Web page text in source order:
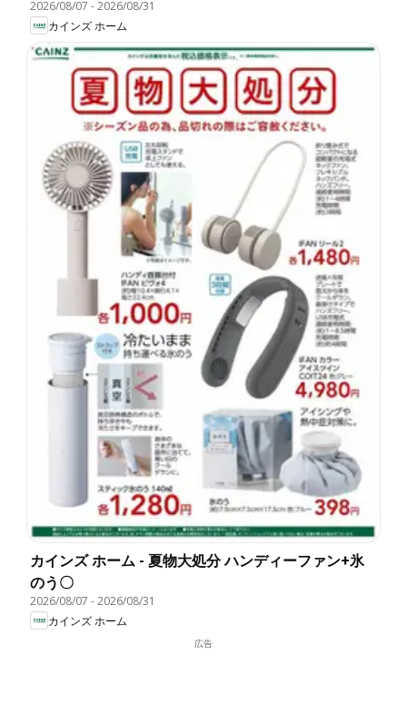
2026/08/07 -2026/08/31
カインズ ホーム
カインズ ホーム - 夏物大処分 ハンディーファン+氷
のう〇
2026/08/07 -2026/08/31
カインズ ホーム
広告